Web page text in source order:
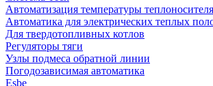
Автоматизация температуры теплоносителя
Автоматика для электрических теплых
Для твердотопливных котлов
Регуляторы тяги
Узлы подмеса обратной линии
Погодозависимая автоматика
Esbe